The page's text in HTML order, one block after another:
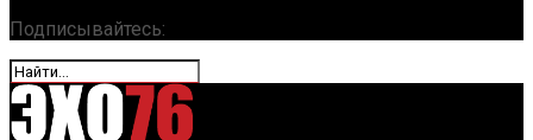
Подписывайтесь: